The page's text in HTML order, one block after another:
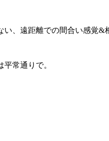
、遠距離での間合い感覚&
常通りで。